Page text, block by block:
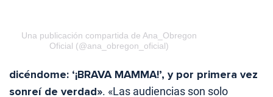
Una publicación compartida de Ana_Obregon
Oficial (@ana_obregon_oficial)
dicéndome: ‘¡BRAVA MAMMA!’, y por primera vez
sonreí de verdad». «Las audiencias son solo